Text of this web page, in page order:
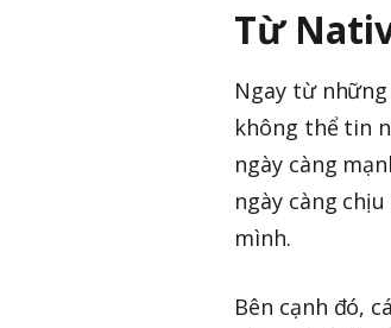
Từ
Ngay từ
không thể tin
ngày càng
ngày càng
mình.
Bên cạnh đó,